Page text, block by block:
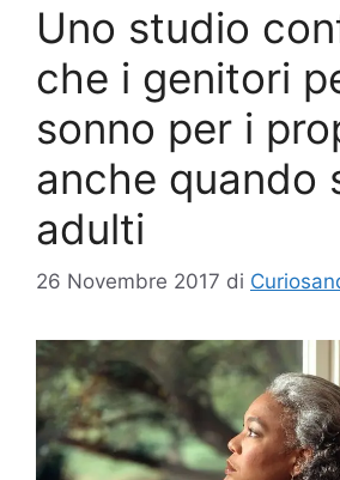
Uno studio
che i genitori
sonno per i
anche quando
adulti
26 Novembre 2017 di